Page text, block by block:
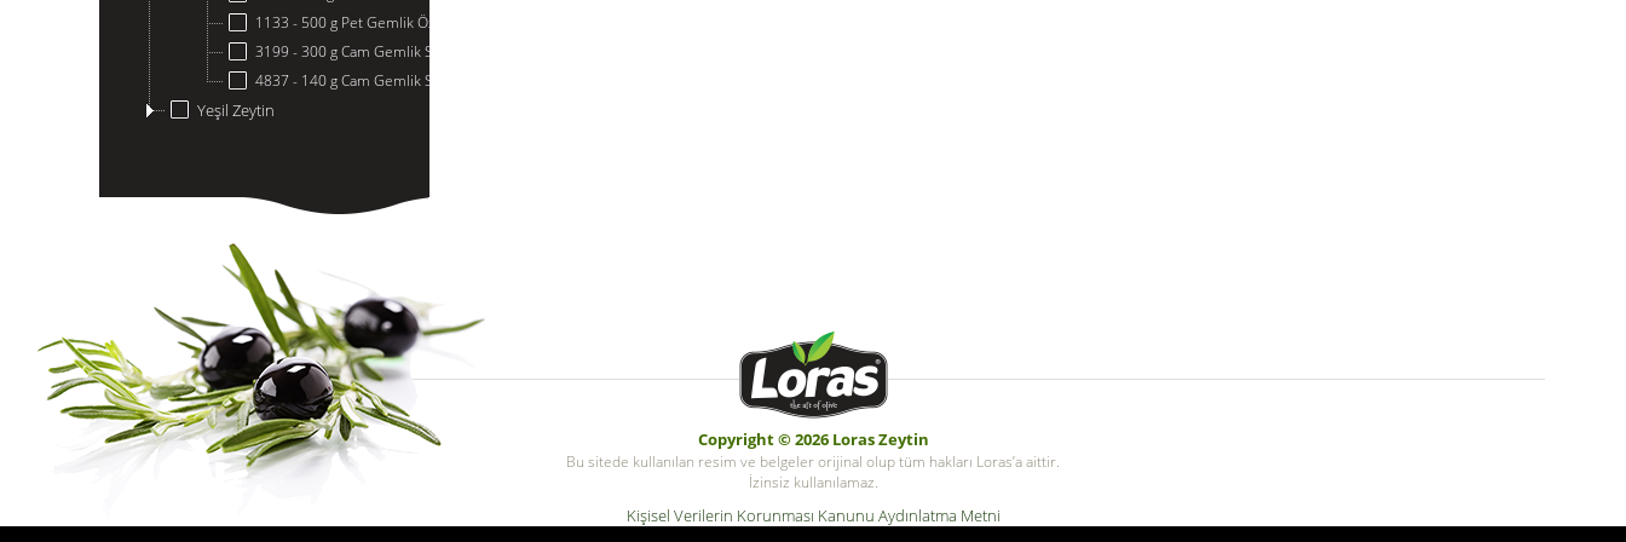
1133 - 500 g Pet Gemlik Özel
3199 - 300 g Cam Gemlik Süper Zeytin
4837 - 140 g Cam Gemlik Siyah Zeytin
Yeşil Zeytin
Copyright © 2026 Loras Zeytin
Bu sitede kullanılan resim ve belgeler orijinal olup tüm hakları Loras’a aittir.
İzinsiz kullanılamaz.
Kişisel Verilerin Korunması Kanunu Aydınlatma Metni